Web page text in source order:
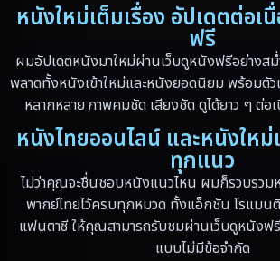
Family ครอบครัว
Fantasy จินตนาการ
Fantasy แฟนตาซี
หนังใหม่เต็มเรื่อง อัปเดตต่อเ
ฟรี
ผมอัปเดตหนังมาใหม่ผ่านเว็บดูหนังฟรีอย่างส
พลาดทั้งหนังเข้าใหม่และหนังยอดนิยม พร้อมตั
หลากหลาย ภาพคมชัด เสียงชัด ดูได้ยาว ๆ ต่อ
หนังไทยออนไลน์ และหนังใหม่
ทุกแนว
ไม่ว่าคุณจะชื่นชอบหนังแนวไหน ผมก็รวบรวม
พากย์ไทยไว้ครบทุกหมวด ทั้งแอ็กชัน โรแม
แฟนตาซี ให้คุณสามารถรับชมผ่านเว็บดูหนังฟ
แบบไม่มีข้อจำกัด